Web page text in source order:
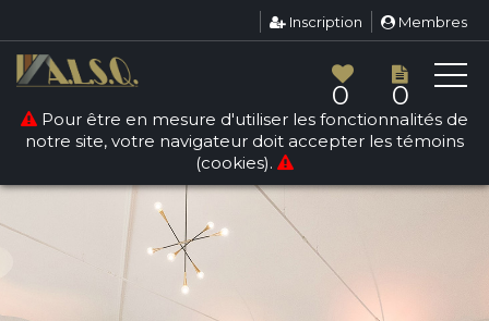
Inscription Membres
0 0
Pour être en mesure d'utiliser les fonctionnalités de
notre site, votre navigateur doit accepter les témoins
(cookies).